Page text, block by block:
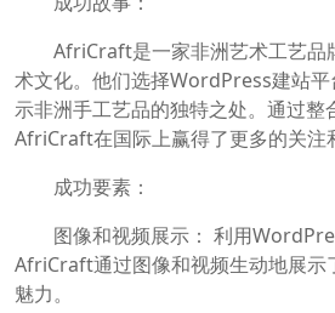
AfriCraft是一家非洲艺术工艺品
术文化。他们选择WordPress建站
示非洲手工艺品的独特之处。通过整
AfriCraft在国际上赢得了更多的关注
成功要素：
图像和视频展示： 利用
AfriCraft通过图像和视频生动地展示
魅力。